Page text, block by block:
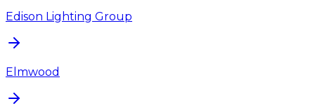
Edison Lighting Group
Elmwood